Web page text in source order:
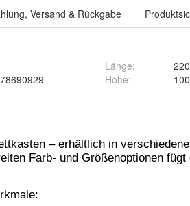
Versand & Rückgabe
Länge:
Höhe: